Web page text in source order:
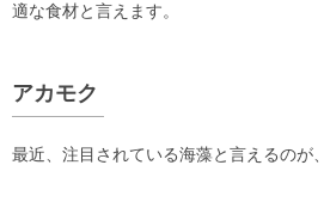
適な食材と言えます。
アカモク
最近、注目されている海藻と言えるのが